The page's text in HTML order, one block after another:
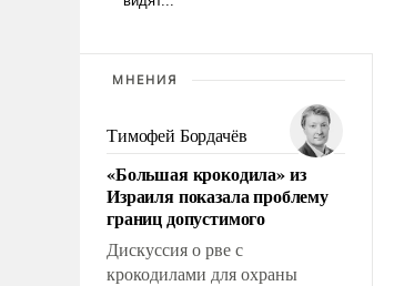
МНЕНИЯ
Тимофей Бордачёв
«Большая крокодила» из
Израиля показала проблему
границ допустимого
Дискуссия о рве с
крокодилами для охраны